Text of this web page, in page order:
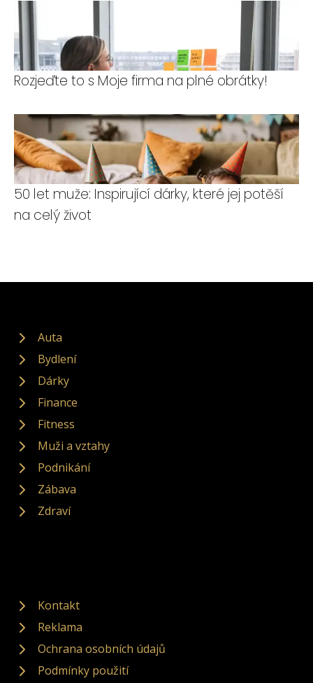
Rozjeďte to s Moje firma na plné obrátky!
50 let muže: Inspirující dárky, které jej potěší
na celý život
Auta
Bydlení
Dárky
Finance
Fitness
Muži a vztahy
Podnikání
Zábava
Zdraví
Kontakt
Reklama
Ochrana osobních údajů
Podmínky použití